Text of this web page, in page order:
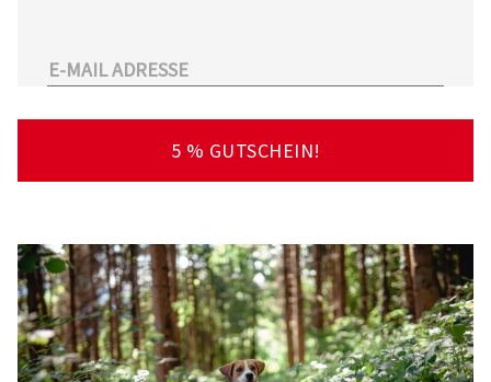
großen Anzahl an Partnertierärzten
finden – deutschlandweit!
5 % GUTSCHEIN!